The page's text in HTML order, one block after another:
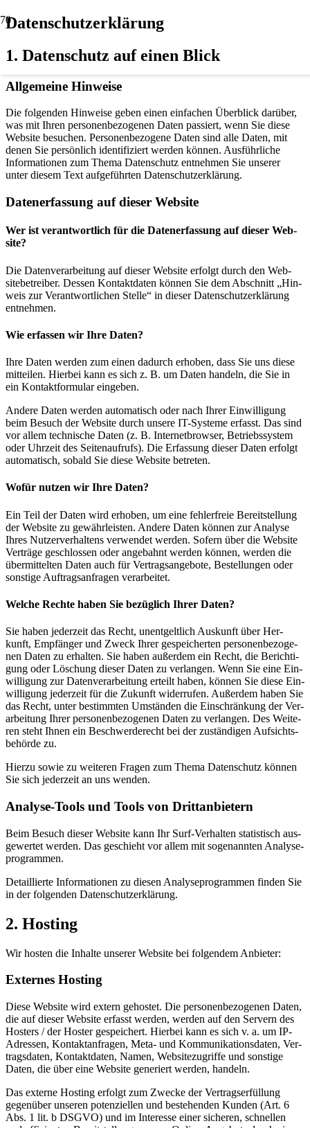
Datenschutz­erklärung
1. Daten­schutz auf einen Blick
All­ge­mei­ne Hin­wei­se
Die fol­gen­den Hin­wei­se geben einen ein­fa­chen Über­blick dar­über,
was mit Ihren per­so­nen­be­zo­ge­nen Daten pas­siert, wenn Sie die­se
Web­site besu­chen. Per­so­nen­be­zo­ge­ne Daten sind alle Daten, mit
denen Sie per­sön­lich iden­ti­fi­ziert wer­den kön­nen. Aus­führ­li­che
Infor­ma­tio­nen zum The­ma Daten­schutz ent­neh­men Sie unse­rer
unter die­sem Text auf­ge­führ­ten Daten­schutz­er­klä­rung.
Daten­er­fas­sung auf die­ser Web­site
Wer ist ver­ant­wort­lich für die Daten­er­fas­sung auf die­ser Web­
site?
Die Daten­ver­ar­bei­tung auf die­ser Web­site erfolgt durch den Web­
site­be­trei­ber. Des­sen Kon­takt­da­ten kön­nen Sie dem Abschnitt „Hin­
weis zur Ver­ant­wort­li­chen Stel­le“ in die­ser Daten­schutz­er­klä­rung
ent­neh­men.
Wie erfas­sen wir Ihre Daten?
Ihre Daten wer­den zum einen dadurch erho­ben, dass Sie uns die­se
mit­tei­len. Hier­bei kann es sich z. B. um Daten han­deln, die Sie in
ein Kon­takt­for­mu­lar ein­ge­ben.
Ande­re Daten wer­den auto­ma­tisch oder nach Ihrer Ein­wil­li­gung
beim Besuch der Web­site durch unse­re IT-Sys­te­me erfasst. Das sind
vor allem tech­ni­sche Daten (z. B. Inter­net­brow­ser, Betriebs­sys­tem
oder Uhr­zeit des Sei­ten­auf­rufs). Die Erfas­sung die­ser Daten erfolgt
auto­ma­tisch, sobald Sie die­se Web­site betre­ten.
Wofür nut­zen wir Ihre Daten?
Ein Teil der Daten wird erho­ben, um eine feh­ler­freie Bereit­stel­lung
der Web­site zu gewähr­leis­ten. Ande­re Daten kön­nen zur Ana­ly­se
Ihres Nut­zer­ver­hal­tens ver­wen­det wer­den. Sofern über die Web­site
Ver­trä­ge geschlos­sen oder ange­bahnt wer­den kön­nen, wer­den die
über­mit­tel­ten Daten auch für Ver­trags­an­ge­bo­te, Bestel­lun­gen oder
sons­ti­ge Auf­trags­an­fra­gen ver­ar­bei­tet.
Wel­che Rech­te haben Sie bezüg­lich Ihrer Daten?
Sie haben jeder­zeit das Recht, unent­gelt­lich Aus­kunft über Her­
kunft, Emp­fän­ger und Zweck Ihrer gespei­cher­ten per­so­nen­be­zo­ge­
nen Daten zu erhal­ten. Sie haben außer­dem ein Recht, die Berich­ti­
gung oder Löschung die­ser Daten zu ver­lan­gen. Wenn Sie eine Ein­
wil­li­gung zur Daten­ver­ar­bei­tung erteilt haben, kön­nen Sie die­se Ein­
wil­li­gung jeder­zeit für die Zukunft wider­ru­fen. Außer­dem haben Sie
das Recht, unter bestimm­ten Umstän­den die Ein­schrän­kung der Ver­
ar­bei­tung Ihrer per­so­nen­be­zo­ge­nen Daten zu ver­lan­gen. Des Wei­te­
ren steht Ihnen ein Beschwer­de­recht bei der zustän­di­gen Auf­sichts­
be­hör­de zu.
Hier­zu sowie zu wei­te­ren Fra­gen zum The­ma Daten­schutz kön­nen
Sie sich jeder­zeit an uns wen­den.
Ana­ly­se-Tools und Tools von Dritt­anbietern
Beim Besuch die­ser Web­site kann Ihr Surf-Ver­hal­ten sta­tis­tisch aus­
ge­wer­tet wer­den. Das geschieht vor allem mit soge­nann­ten Ana­ly­se­
pro­gram­men.
Detail­lier­te Infor­ma­tio­nen zu die­sen Ana­ly­se­pro­gram­men fin­den Sie
in der fol­gen­den Daten­schutz­er­klä­rung.
2. Hos­ting
Wir hos­ten die Inhal­te unse­rer Web­site bei fol­gen­dem Anbie­ter:
Exter­nes Hos­ting
Die­se Web­site wird extern gehos­tet. Die per­so­nen­be­zo­ge­nen Daten,
die auf die­ser Web­site erfasst wer­den, wer­den auf den Ser­vern des
Hos­ters / der Hos­ter gespei­chert. Hier­bei kann es sich v. a. um IP-
Adres­sen, Kon­takt­an­fra­gen, Meta- und Kom­mu­ni­ka­ti­ons­da­ten, Ver­
trags­da­ten, Kon­takt­da­ten, Namen, Web­site­zu­grif­fe und sons­ti­ge
Daten, die über eine Web­site gene­riert wer­den, han­deln.
Das exter­ne Hos­ting erfolgt zum Zwe­cke der Ver­trags­er­fül­lung
gegen­über unse­ren poten­zi­el­len und bestehen­den Kun­den (Art. 6
Abs. 1 lit. b DSGVO) und im Inter­es­se einer siche­ren, schnel­len